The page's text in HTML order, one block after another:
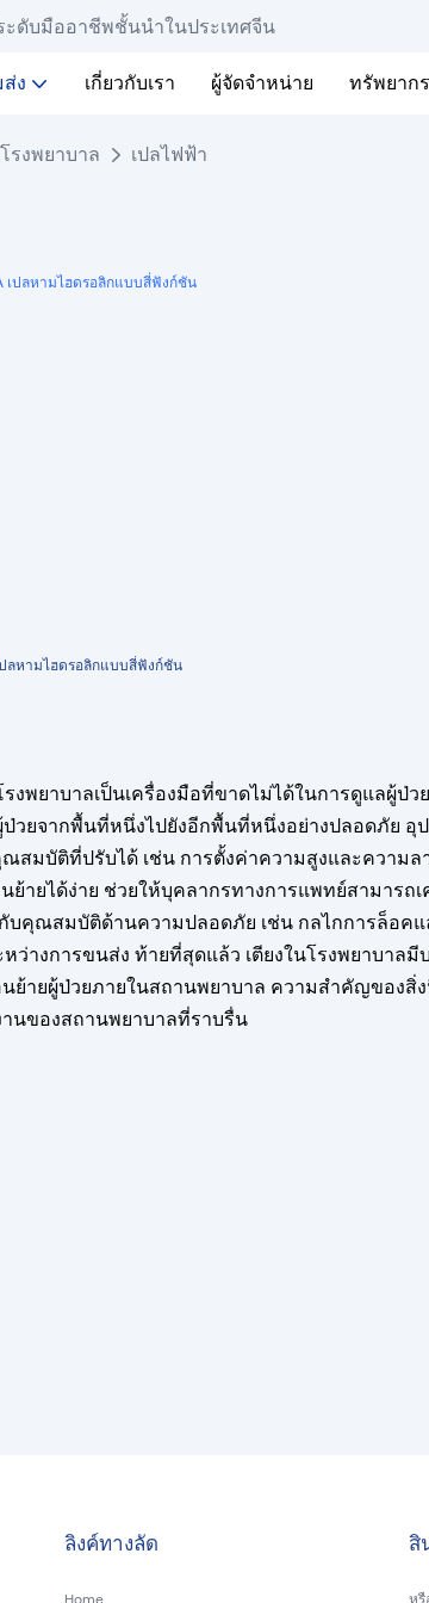
ดับมืออาชีพชั้นนำในประเทศจีน
ง เกี่ยวกับเรา ผู้จัดจำหน่าย ทรัพยากร
รงพยาบาล เปลไฟฟ้า
ลหามไฮดรอลิกแบบสี่ฟังก์ชัน
รงพยาบาลเป็นเครื่องมือที่ขาดไม่ได้ในการดูแลผู้
ป่วยจากพื้นที่หนึ่งไปยังอีกพื้นที่หนึ่งอย่างปลอดภั
สมบัติที่ปรับได้ เช่น การตั้งค่าความสูงและความล
นย้ายได้ง่าย ช่วยให้บุคลากรทางการแพทย์สามาร
บคุณสมบัติด้านความปลอดภัย เช่น กลไกการล็อค
หว่างการขนส่ง ท้ายที่สุดแล้ว เตียงในโรงพยาบา
ย้ายผู้ป่วยภายในสถานพยาบาล ความสำคัญของสิ่
านของสถานพยาบาลที่ราบรื่น
ลิงค์ทางลัด
Home
สิ
ห